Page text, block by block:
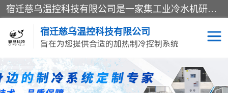
宿迁慈乌温控科技有限公司是一家集工业冷水机研发、制造、营销、服务于一体的技术生产型企业，经营范围包括：冷水机、螺杆式冷水机组、工业冷水机、水冷式冷水机、风冷式冷水机组、风冷螺杆式冷冻机组、冷冻机、注塑专用冷水机、混泥土专用冷水机、低温防爆冷水机组等。专业温控设备供应商 模温机/冷水机/导热油炉定制服务等
宿迁慈乌温控科技有限公司
旨在为您提供合适的加热制冷控制系统
冷水机 模温机